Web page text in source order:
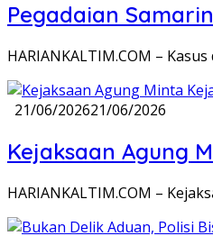
Pegadaian
HARIANKALTIM.COM –
21/06/202621/06/2026
Kejaksaan Agung
HARIANKALTIM.COM –